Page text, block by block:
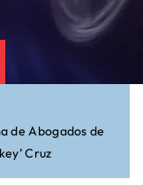
de Abogados de
Cruz